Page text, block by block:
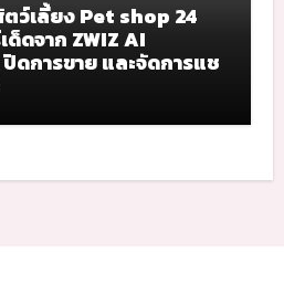
ว์เลี้ยง Pet shop 24
ดจาก ZWIZ AI
ดการขาย และจัดการแช